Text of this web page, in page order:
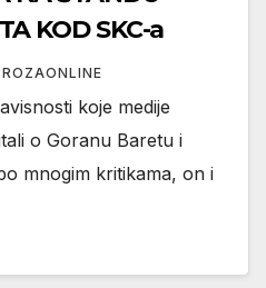
KOD SKC-a
koje medije
o Goranu Baretu i
mnogim kritikama, on i